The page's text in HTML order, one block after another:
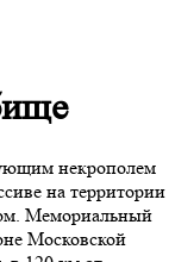
некрополем
на территории
Мемориальный
Московской